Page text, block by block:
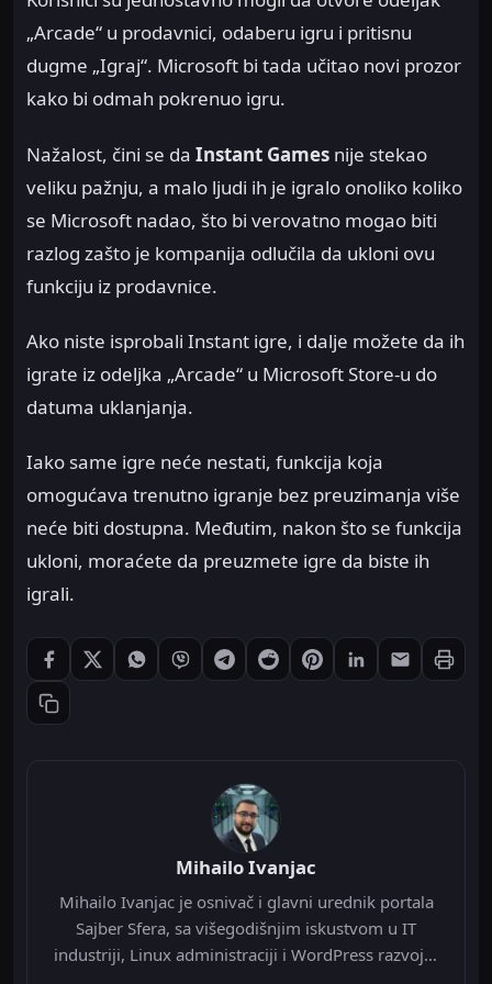
„Arcade“ u prodavnici, odaberu igru i pritisnu
dugme „Igraj“. Microsoft bi tada učitao novi prozor
kako bi odmah pokrenuo igru.
Nažalost, čini se da Instant Games nije stekao
veliku pažnju, a malo ljudi ih je igralo onoliko koliko
se Microsoft nadao, što bi verovatno mogao biti
razlog zašto je kompanija odlučila da ukloni ovu
funkciju iz prodavnice.
Ako niste isprobali Instant igre, i dalje možete da ih
igrate iz odeljka „Arcade“ u Microsoft Store-u do
datuma uklanjanja.
Iako same igre neće nestati, funkcija koja
omogućava trenutno igranje bez preuzimanja više
neće biti dostupna. Međutim, nakon što se funkcija
ukloni, moraćete da preuzmete igre da biste ih
igrali.
Podeli: Facebook
Podeli: XPodeli: WhatsApp
Podeli: Viber
Podeli: Telegram
Podeli: Reddit
Podeli: Pinterest
Podeli: LinkedIn
Podeli:
Kopiraj link
Mihailo Ivanjac
Mihailo Ivanjac je osnivač i glavni urednik portala
Sajber Sfera, sa višegodišnjim iskustvom u IT
industriji, Linux administraciji i WordPress razvoju.